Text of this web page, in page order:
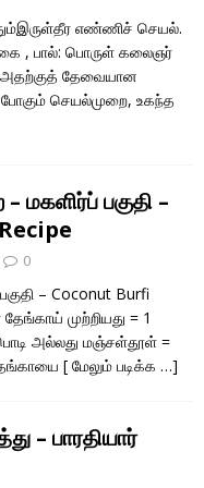
– இலக்கணம் அறிவோம்!
எண் முறை (Indian and
அறிவியல் /
எண்ணிச் செயல்.
, பால்: பொருள் கலைஞர்
அதற்குத் தேவையான
செயல்முறை, உகந்த
மகளிர்ப் பகுதி –
0
– Coconut Burfi
முற்றியது = 1
அல்லது மஞ்சள்தூள் =
[ மேலும் படிக்க …]
– பாரதியார்